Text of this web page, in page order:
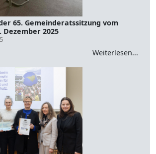
65. Gemeinderatssitzung vom
Dezember 2025
Weiterlesen...